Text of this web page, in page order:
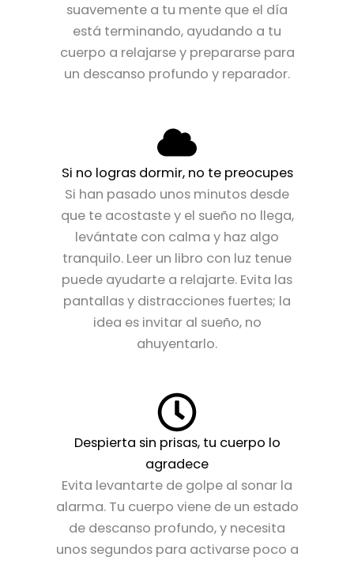
suavemente a tu mente que el día
está terminando, ayudando a tu
cuerpo a relajarse y prepararse para
un descanso profundo y reparador.
Si no logras dormir, no te preocupes
Si han pasado unos minutos desde
que te acostaste y el sueño no llega,
levántate con calma y haz algo
tranquilo. Leer un libro con luz tenue
puede ayudarte a relajarte. Evita las
pantallas y distracciones fuertes; la
idea es invitar al sueño, no
ahuyentarlo.
Despierta sin prisas, tu cuerpo lo
agradece
Evita levantarte de golpe al sonar la
alarma. Tu cuerpo viene de un estado
de descanso profundo, y necesita
unos segundos para activarse poco a